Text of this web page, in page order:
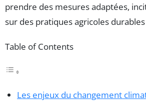
prendre des mesures adaptées,
sur des pratiques agricoles
Table of Contents
Les enjeux du changement